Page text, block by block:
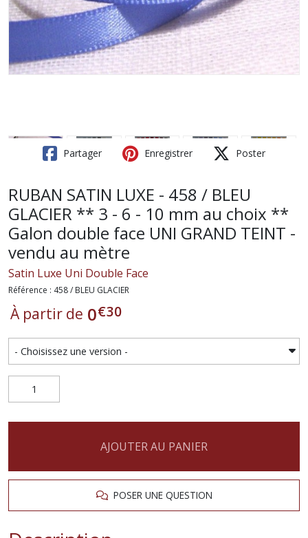
Partager Enregistrer Poster
RUBAN SATIN LUXE - 458 / BLEU
GLACIER ** 3 - 6 - 10 mm au choix **
Galon double face UNI GRAND TEINT -
vendu au mètre
Satin Luxe Uni Double Face
Référence : 458 / BLEU GLACIER
À partir de 0€30
AJOUTER AU PANIER
POSER UNE QUESTION